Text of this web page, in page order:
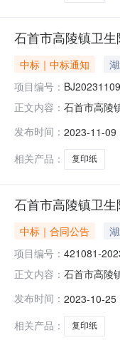
石首市高陵镇卫
中标｜中标通知
项目编号：
正文内容： 石首市高陵
购联系电话
发布时间： 2023-11-09
相关产品：
复印纸
石首市高陵镇卫
中标｜合同公告
项目编号： 421081-
正文内容： 石首市高陵
限公司石首
发布时间： 2023-10-25
相关产品：
复印纸